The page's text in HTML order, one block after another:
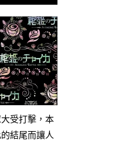
受打擊，本
結尾而讓人